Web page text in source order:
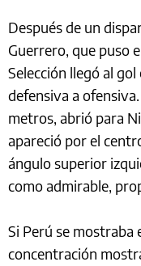
Después de un
Guerrero, que puso
Selección llegó al
defensiva a
metros, abrió para
apareció por el
ángulo superior
como admirable,
Si Perú se
concentración